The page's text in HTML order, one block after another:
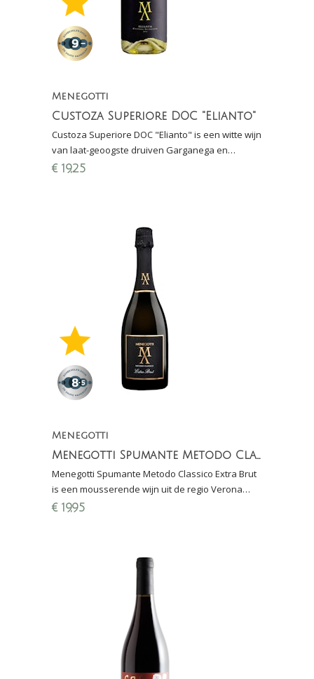
Menegotti
Custoza Superiore DOC "Elianto"
Custoza Superiore DOC "Elianto" is een witte wijn
van laat-geoogste druiven Garganega en
Cortese: wit fruit, hint van honing en fraaie
€ 19,25
Menegotti
Menegotti Spumante Metodo Classico Extra Brut (100% Garganega)
Menegotti Spumante Metodo Classico Extra Brut
is een mousserende wijn uit de regio Verona
gemaakt van 100% Garganega (rijping: 36
€ 19,95